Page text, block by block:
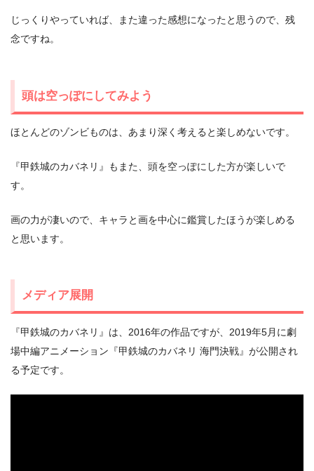
じっくりやっていれば、また違った感想になったと思うので、残
念ですね。
頭は空っぽにしてみよう
ほとんどのゾンビものは、あまり深く考えると楽しめないです。
『甲鉄城のカバネリ』もまた、頭を空っぽにした方が楽しいで
す。
画の力が凄いので、キャラと画を中心に鑑賞したほうが楽しめる
と思います。
メディア展開
『甲鉄城のカバネリ』は、2016年の作品ですが、2019年5月に劇
場中編アニメーション『甲鉄城のカバネリ 海門決戦』が公開され
る予定です。